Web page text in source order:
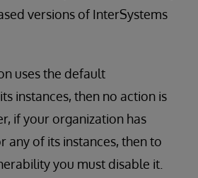
versions of InterSystems
uses the default
instances, then no action is
if your organization has
any of its instances, then to
you must disable it.